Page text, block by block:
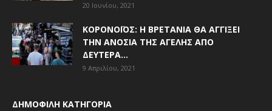
20 Ιουνίου, 2021
ΚΟΡΟΝΟΪΌΣ: Η ΒΡΕΤΑΝΊΑ ΘΑ ΑΓΓΊΞΕΙ
ΤΗΝ ΑΝΟΣΊΑ ΤΗΣ ΑΓΈΛΗΣ ΑΠΌ
ΔΕΥΤΈΡΑ...
9 Απριλίου, 2021
ΔΗΜΟΦΙΛΗ ΚΑΤΗΓΟΡΙΑ